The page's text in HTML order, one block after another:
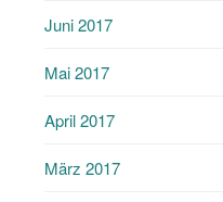
Juni 2017
Mai 2017
April 2017
März 2017